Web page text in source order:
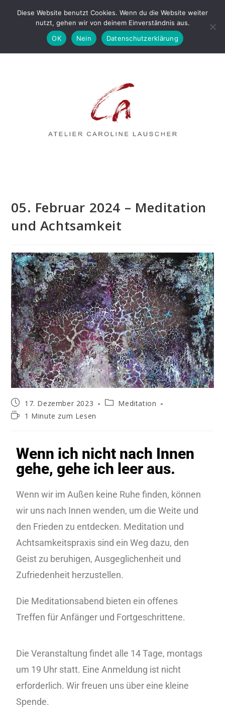
MENÜ
05. Februar 2024 – Meditation
und Achtsamkeit
17. Dezember 2023
Meditation
1 Minute zum Lesen
Wenn ich nicht nach Innen
gehe, gehe ich leer aus.
Wenn wir im Außen keine Ruhe finden, können
wir uns nach Innen wenden, um die Weite und
den Frieden zu entdecken. Meditation und
Achtsamkeitspraxis sind ein Weg dazu, den
Geist zu beruhigen, Ausgeglichenheit und
Zufriedenheit herzustellen.
Die Meditationsabend bieten ein offenes
Treffen für Anfänger und Fortgeschrittene.
Die Veranstaltung findet alle 14 Tage, montags
um 19 Uhr statt. Eine Anmeldung ist nicht
erforderlich. Wir freuen uns über eine kleine
Spende.
Diese Website benutzt Cookies. Wenn du die Website weiter
nutzt, gehen wir von deinem Einverständnis aus.
OK
Nein Datenschutzerklärung